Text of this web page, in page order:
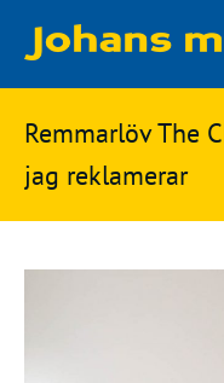
Matbloggen
Innertemperaturer
Ingredienser
Matsnack
Sök
på
Johans
mat
Remmarlöv The
jag reklamerar